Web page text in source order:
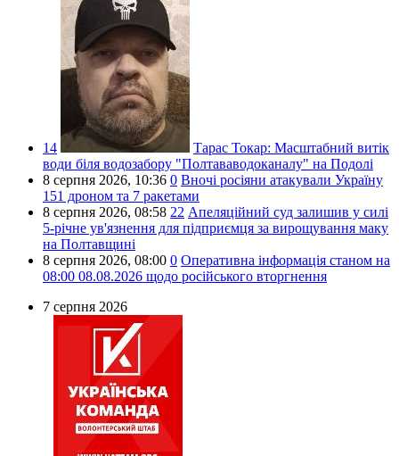
14 Тарас Токар: Масштабний витік
води біля водозабору "Полтававодоканалу" на Подолі
8 серпня 2026, 10:36 0 Вночі росіяни атакували Україну
151 дроном та 7 ракетами
8 серпня 2026, 08:58 22 Апеляційний суд залишив у силі
5-річне ув'язнення для підприємця за вирощування маку
на Полтавщині
8 серпня 2026, 08:00 0 Оперативна інформація станом на
08:00 08.08.2026 щодо російського вторгнення
7 серпня 2026